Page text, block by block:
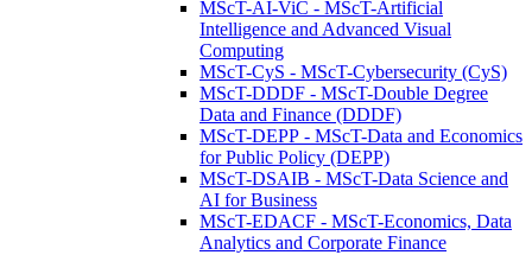
MScT-AI-ViC - MScT-Artificial
Intelligence and Advanced Visual
Computing
MScT-CyS - MScT-Cybersecurity (CyS)
MScT-DDDF - MScT-Double Degree
Data and Finance (DDDF)
MScT-DEPP - MScT-Data and Economics
for Public Policy (DEPP)
MScT-DSAIB - MScT-Data Science and
AI for Business
MScT-EDACF - MScT-Economics, Data
Analytics and Corporate Finance